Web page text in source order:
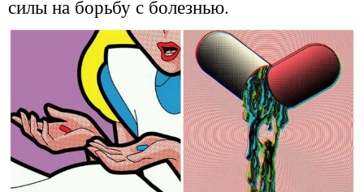
силы на борьбу с болезнью.